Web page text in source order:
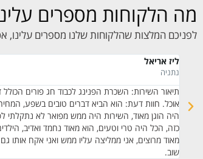
מה הלקוחות מספרים
לפניכם המלצות שהלקוחות שלנו מספרים עלינו,
ליז אריאל
נתניה
תיאור השירות: השכרת הפנינג לכבוד חג פורים הכולל
אוכל. חוות דעת: הוא הביא דברים טובים בשפע,
היה הוגן מאוד, השירות היה ממש מפואר לא נתקלתי
כזה, הכל היה טרי וטעים, הוא מאוד נחמד ואדיב,
מאוד מרוצים, אני ממליצה עליו ממש ואני אקח אותו
שוב.